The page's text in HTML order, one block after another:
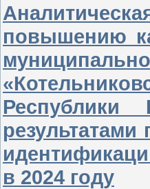
повышению
в 2024 году